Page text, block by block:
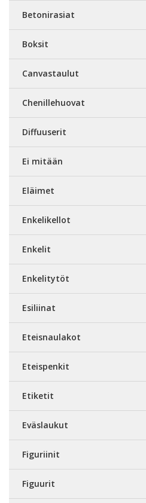
Betonirasiat
Boksit
Canvastaulut
Chenillehuovat
Diffuuserit
Ei mitään
Eläimet
Enkelikellot
Enkelit
Enkelitytöt
Esiliinat
Eteisnaulakot
Eteispenkit
Etiketit
Eväslaukut
Figuriinit
Figuurit